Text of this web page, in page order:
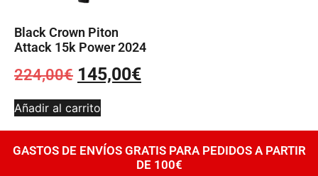
Black Crown Piton
Attack 15k Power 2024
224,00€ 145,00€
Añadir al carrito
GASTOS DE ENVÍOS GRATIS PARA PEDIDOS A PARTIR
DE 100€